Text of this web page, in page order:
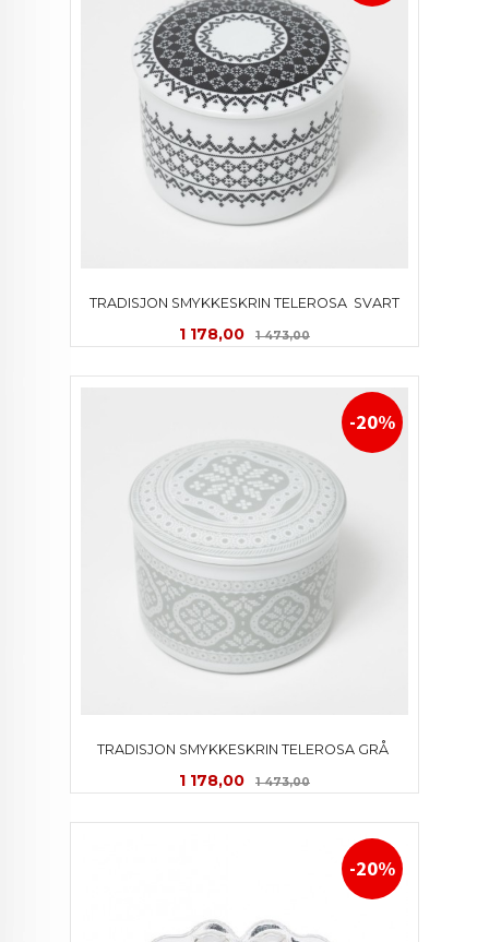
TRADISJON SMYKKESKRIN TELEROSA  SVART
Tilbud
1 178,00 1 473,00Rabatt
TRADISJON SMYKKESKRIN TELEROSA GRÅ
Tilbud
1 178,00 1 473,00Rabatt
-20%
-20%